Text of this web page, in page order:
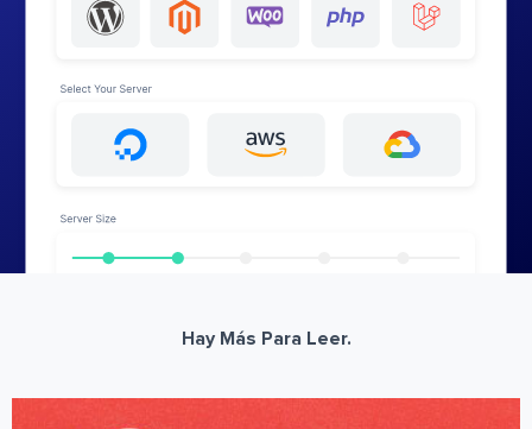
Hay Más Para Leer.